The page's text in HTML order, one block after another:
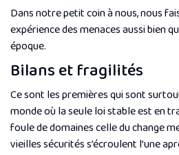
Dans notre petit coin à nous, nous
expérience des menaces aussi bien
époque.
Bilans et fragilités
Ce sont les premières qui sont
monde où la seule loi stable est en
foule de domaines celle du change
vieilles sécurités s’écroulent l’une